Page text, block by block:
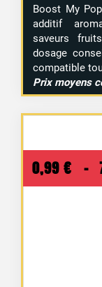
Boost My
additif
saveurs
dosage
compatible
Prix moyens
0,99 € –